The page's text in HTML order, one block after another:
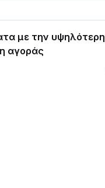
με την υψηλότερη
αγοράς